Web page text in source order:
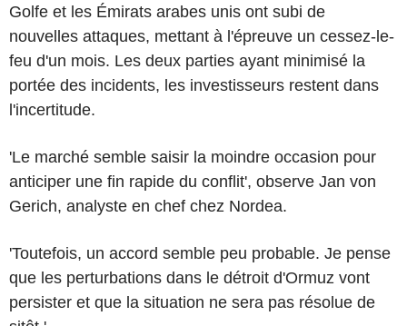
Golfe et les Émirats arabes unis ont subi de
nouvelles attaques, mettant à l'épreuve un cessez-le-
feu d'un mois. Les deux parties ayant minimisé la
portée des incidents, les investisseurs restent dans
l'incertitude.
'Le marché semble saisir la moindre occasion pour
anticiper une fin rapide du conflit', observe Jan von
Gerich, analyste en chef chez Nordea.
'Toutefois, un accord semble peu probable. Je pense
que les perturbations dans le détroit d'Ormuz vont
persister et que la situation ne sera pas résolue de